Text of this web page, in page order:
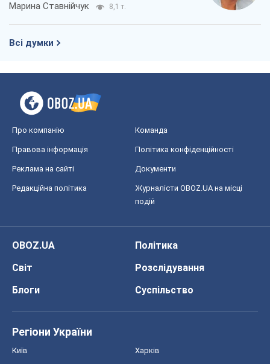
Марина Ставнійчук 8,1 т.
Всі думки
Про компанію Команда
Правова інформація Політика конфіденційності
Реклама на сайті Документи
Редакційна політика
Журналісти OBOZ.UA на місці
подій
OBOZ.UA
Політика
Світ
Розслідування
Блоги
Суспільство
Регіони України
Київ Харків